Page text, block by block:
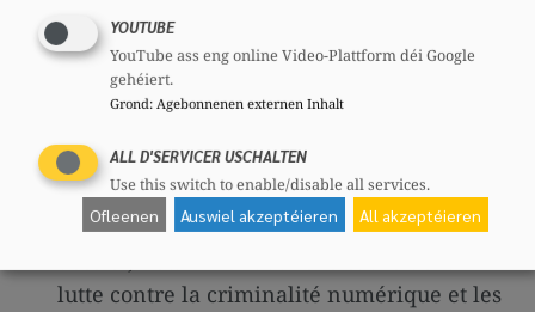
prises ?
Les autorités luxembourgeoises ont-elles
ouvert une enquête administrative ou
judiciaire en lien avec ces révélations ?
Existe-t-il une coopération active entre les
autorités luxembourgeoises et des autorités
étrangères ou européennes dans ce
lutte contre la criminalité numérique et les
YOUTUBE
YouTube ass eng online Video-Plattform déi Google
gehéiert.
Grond: Agebonnenen externen Inhalt
ALL D'SERVICER USCHALTEN
Use this switch to enable/disable all services.
Ofleenen Auswiel akzeptéieren All akzeptéieren